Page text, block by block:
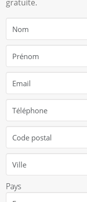
gratuite.
Pays